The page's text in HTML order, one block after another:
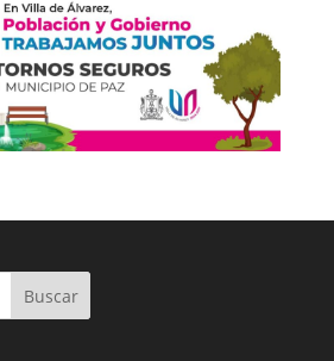
Buscar